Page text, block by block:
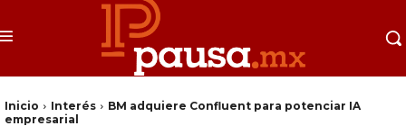
Inicio Interés
BM adquiere Confluent para potenciar IA
empresarial